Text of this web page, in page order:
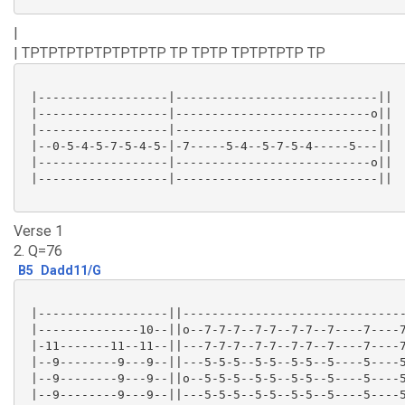
|
| TPTPTPTPTPTPTPTP TP TPTP TPTPTPTP TP
|------------------|----------------------------||
|------------------|---------------------------o||
|------------------|----------------------------||
|--0-5-4-5-7-5-4-5-|-7-----5-4--5-7-5-4-----5---||
|------------------|---------------------------o||
|------------------|----------------------------||
Verse 1
2. Q=76
B5 Dadd11/G
|------------------
|--------------10--||o--7-7-7--7-7--7-7--7----7----
|-11-------11--11--||---7-7-7--7-7--7-7--7----7----
|--9--------9---9--||---5-5-5--5-5--5-5--5----5----
|--9--------9---9--||o--5-5-5--5-5--5-5--5----5----
|--9--------9---9--||---5-5-5--5-5--5-5--5----5----